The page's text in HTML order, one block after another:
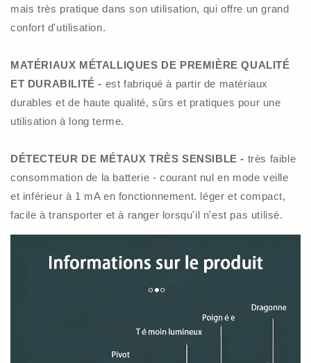
mais très pratique dans son utilisation, qui offre un grand
confort d'utilisation.
MATÉRIAUX MÉTALLIQUES DE PREMIÈRE QUALITÉ
ET DURABILITÉ - est fabriqué à partir de matériaux
durables et de haute qualité, sûrs et pratiques pour une
utilisation à long terme.
DÉTECTEUR DE MÉTAUX TRÈS SENSIBLE - très faible
consommation de la batterie - courant nul en mode veille
et inférieur à 1 mA en fonctionnement. léger et compact,
facile à transporter et à ranger lorsqu'il n'est pas utilisé.